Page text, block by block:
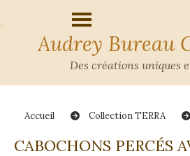
Audrey Bureau
Des créations uniques
Accueil Collection TERRA
CABOCHONS PERCÉS